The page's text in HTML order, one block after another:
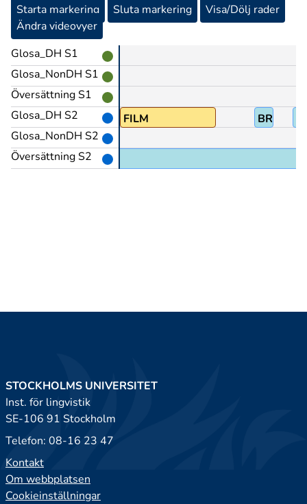
Starta markering Sluta markering
Visa/Dölj rader
Ändra videovyer
Glosa_DH S1
Glosa_NonDH S1
Översättning S1
Glosa_DH S2
Glosa_NonDH S2
Översättning S2
PRO1 FILM BRA-
STOCKHOLMS UNIVERSITET
Inst. för lingvistik
SE-106 91 Stockholm
Telefon: 08-16 23 47
Kontakt
Om webbplatsen
Cookieinställningar